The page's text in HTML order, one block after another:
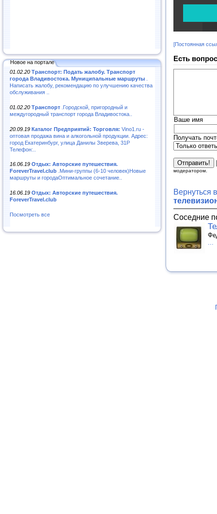
Новое на портале
01.02.20 Транспорт: Подать жалобу. Транспорт
города Владивостока. Муниципальные маршруты
Написать жалобу, рекомендацию по улучшению качества
обслуживания ..
01.02.20 Транспорт .Городской, пригородный и
междугородный транспорт города Владивостока..
20.09.19 Каталог Предприятий: Торговля: Vino1.ru -
оптовая продажа вина и алкогольной продукции. Адрес:
город Екатеринбург, улица Данилы Зверева, 31Р
Телефон:..
16.06.19 Отдых: Авторские путешествия.
ForeverTravel.club .Мини-группы (6-10 человек)Новые
маршруты и городаОптимальное сочетание..
16.06.19 Отдых: Авторские путешествия.
ForeverTravel.club
Посмотреть все
[Постоянная
Есть
Ваше имя
Получать
модератором.
Вернуться
Соседние